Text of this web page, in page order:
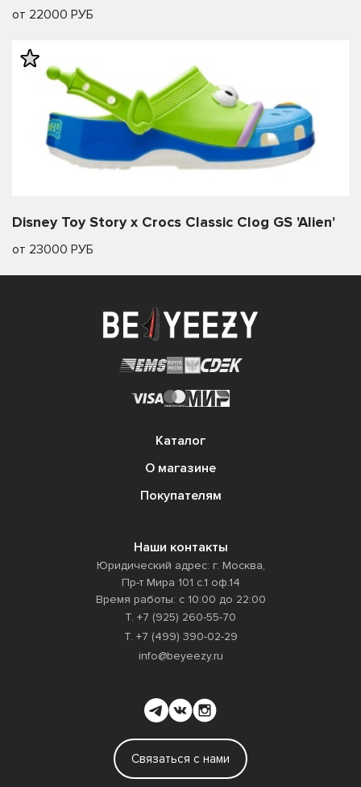
от 22000 РУБ
Disney Toy Story x Crocs Classic Clog GS 'Alien'
от 23000 РУБ
Каталог
О магазине
Покупателям
Наши контакты
Юридический адрес: г. Москва,
Пр-т Мира 101 с.1 оф.14
Время работы: с 10:00 до 22:00
Т. +7 (925) 260-55-70
Т. +7 (499) 390-02-29
info@beyeezy.ru
Связаться с нами